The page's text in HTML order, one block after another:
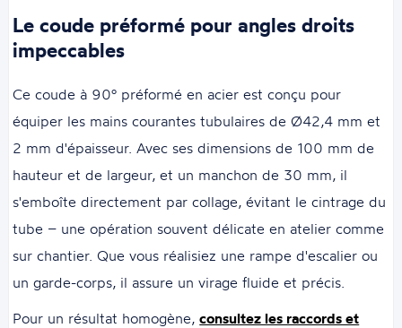
Le coude préformé pour angles droits
impeccables
Ce coude à 90° préformé en acier est conçu pour
équiper les mains courantes tubulaires de Ø42,4 mm et
2 mm d'épaisseur. Avec ses dimensions de 100 mm de
hauteur et de largeur, et un manchon de 30 mm, il
s'emboîte directement par collage, évitant le cintrage du
tube – une opération souvent délicate en atelier comme
sur chantier. Que vous réalisiez une rampe d'escalier ou
un garde-corps, il assure un virage fluide et précis.
Pour un résultat homogène,consultez les raccords et